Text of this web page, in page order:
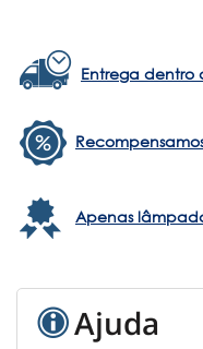
Entrega dentro
Apenas
Ajuda